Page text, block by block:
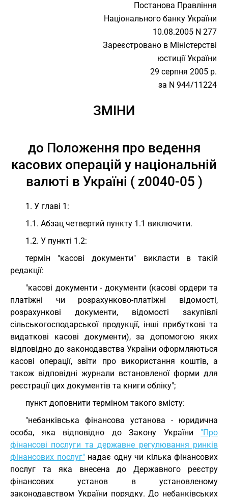
Постанова Правління
Національного банку України
10.08.2005 N 277
Зареєстровано в Міністерстві
юстиції України
29 серпня 2005 р.
за N 944/11224
ЗМІНИ
до Положення про ведення
касових операцій у національній
валюті в Україні ( z0040-05 )
1. У главі 1:
1.1. Абзац четвертий пункту 1.1 виключити.
1.2. У пункті 1.2:
термін "касові документи" викласти в такій
редакції:
"касові документи - документи (касові ордери та
платіжні чи розрахунково-платіжні відомості,
розрахункові документи, відомості закупівлі
сільськогосподарської продукції, інші прибуткові та
видаткові касові документи), за допомогою яких
відповідно до законодавства України оформляються
касові операції, звіти про використання коштів, а
також відповідні журнали встановленої форми для
реєстрації цих документів та книги обліку";
пункт доповнити терміном такого змісту:
"небанківська фінансова установа - юридична
особа, яка відповідно до Закону України "Про
фінансові послуги та державне регулювання ринків
фінансових послуг"надає одну чи кілька фінансових
послуг та яка внесена до Державного реєстру
фінансових установ в установленому
законодавством України порядку. До небанківських